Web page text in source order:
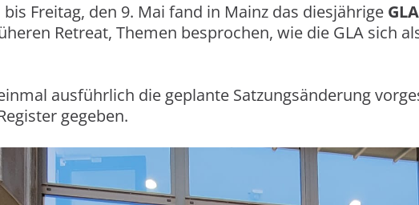
Freitag, den 9. Mai fand in Mainz das diesjährige
Retreat, Themen besprochen, wie die GLA sich
ausführlich die geplante Satzungsänderung
gegeben.